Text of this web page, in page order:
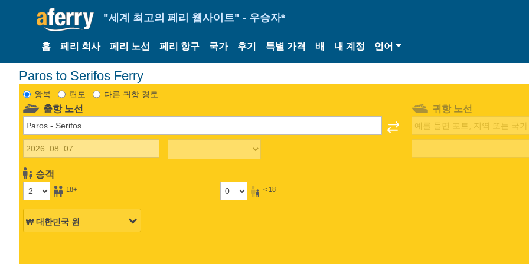
"세계 최고의 페리 웹사이트" - 우승자*
홈 페리 회사 페리 노선 페리 항구 국가 후기 특별 가격 배 내 계정 언어
Paros to Serifos Ferry
왕복 편도 다른 귀항 경로
출항 노선
승객
18+ < 18
귀항 노선